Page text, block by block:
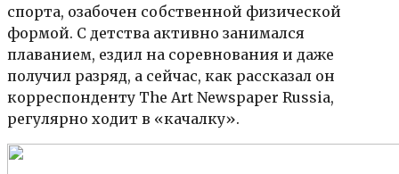
спорта, озабочен собственной физической
формой. С детства активно занимался
плаванием, ездил на соревнования и даже
получил разряд, а сейчас, как рассказал он
корреспонденту The Art Newspaper Russia,
регулярно ходит в «качалку».